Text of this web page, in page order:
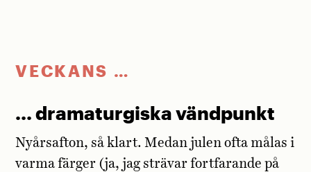
VECKANS …
… dramaturgiska vändpunkt
Nyårsafton, så klart. Medan julen ofta målas i
varma färger (ja, jag strävar fortfarande på